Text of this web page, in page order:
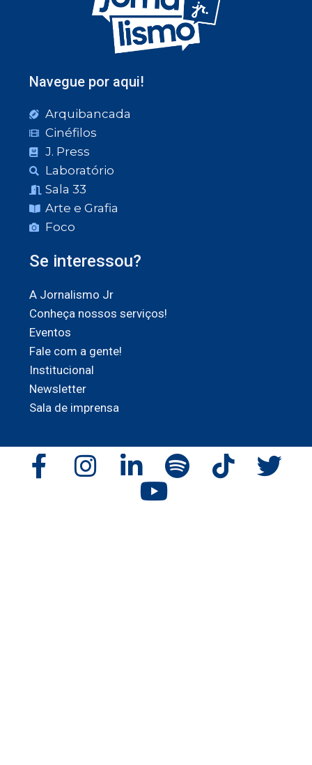
Navegue por aqui!
Arquibancada
Cinéfilos
J. Press
Laboratório
Sala 33
Arte e Grafia
Foco
Se interessou?
A Jornalismo Jr
Conheça nossos serviços!
Eventos
Fale com a gente!
Institucional
Newsletter
Sala de imprensa